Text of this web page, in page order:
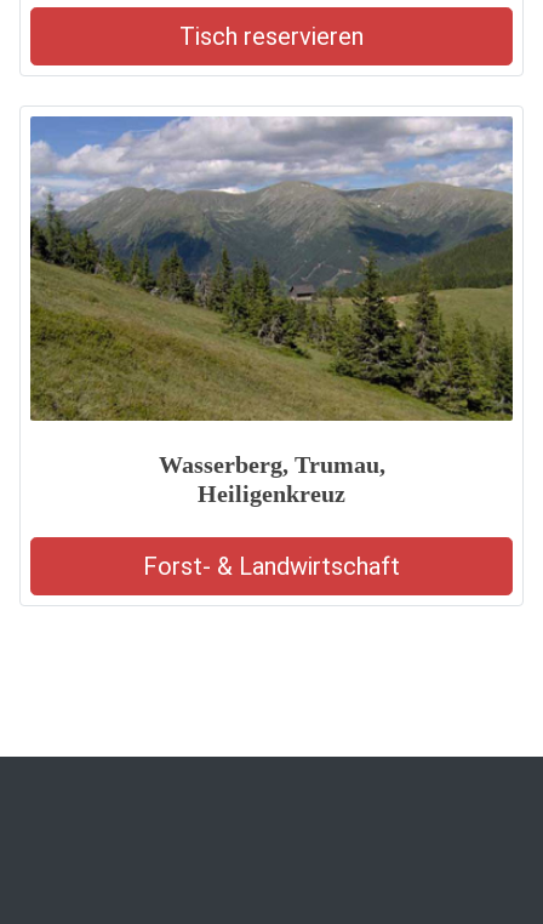
Tisch reservieren
Wasserberg, Trumau,
Heiligenkreuz
Forst- & Landwirtschaft